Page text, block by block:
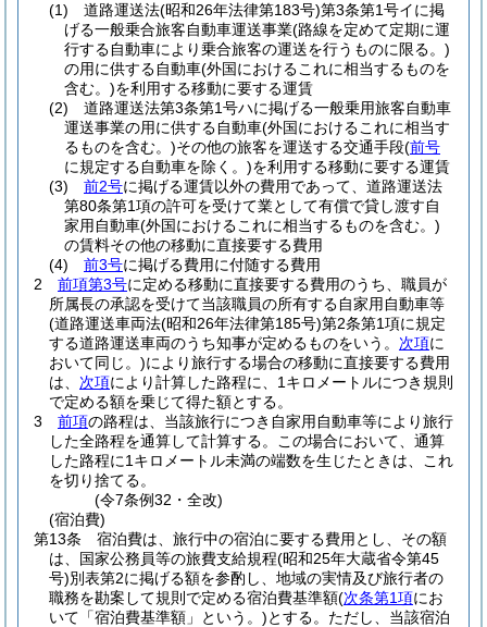
(1)
道路運送法(昭和26年法律第183号)第3条第1号イに掲
げる一般乗合旅客自動車運送事業(路線を定めて定期に運
行する自動車により乗合旅客の運送を行うものに限る。)
の用に供する自動車(外国におけるこれに相当するものを
含む。)を利用する移動に要する運賃
(2)
道路運送法第3条第1号ハに掲げる一般乗用旅客自動車
運送事業の用に供する自動車(外国におけるこれに相当す
るものを含む。)その他の旅客を運送する交通手段(前号
に規定する自動車を除く。)を利用する移動に要する運賃
(3)
前2号に掲げる運賃以外の費用であって、道路運送法
第80条第1項の許可を受けて業として有償で貸し渡す自
家用自動車(外国におけるこれに相当するものを含む。)
の賃料その他の移動に直接要する費用
(4)
前3号に掲げる費用に付随する費用
2
前項第3号に定める移動に直接要する費用のうち、職員が
所属長の承認を受けて当該職員の所有する自家用自動車等
(道路運送車両法(昭和26年法律第185号)第2条第1項に規定
する道路運送車両のうち知事が定めるものをいう。 次項に
おいて同じ。)により旅行する場合の移動に直接要する費用
は、 次項により計算した路程に、1キロメートルにつき規則
で定める額を乗じて得た額とする。
3
前項の路程は、当該旅行につき自家用自動車等により旅行
した全路程を通算して計算する。
この場合において、通算
した路程に1キロメートル未満の端数を生じたときは、これ
を切り捨てる。
(令7条例32・全改)
(宿泊費)
第13条
宿泊費は、旅行中の宿泊に要する費用とし、その額
は、国家公務員等の旅費支給規程(昭和25年大蔵省令第45
号)別表第2に掲げる額を参酌し、地域の実情及び旅行者の
職務を勘案して規則で定める宿泊費基準額(次条第1項にお
いて「宿泊費基準額」という。)とする。 ただし、当該宿泊